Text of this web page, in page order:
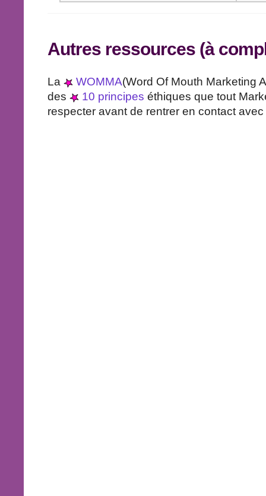
Autres ressources (à
La WOMMA(Word Of Mouth Marketing
des
10 principes éthiques que tout
respecter avant de rentrer en contact